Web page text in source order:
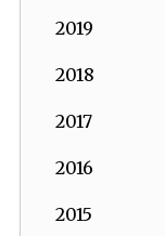
2019
2018
2017
2016
2015